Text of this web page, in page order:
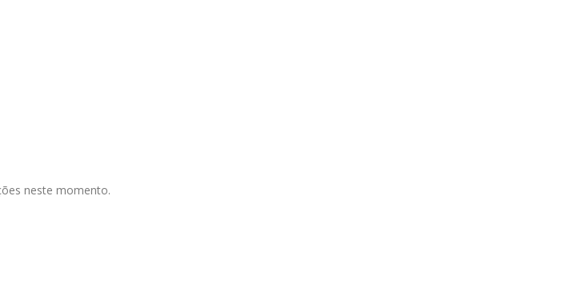
neste momento.